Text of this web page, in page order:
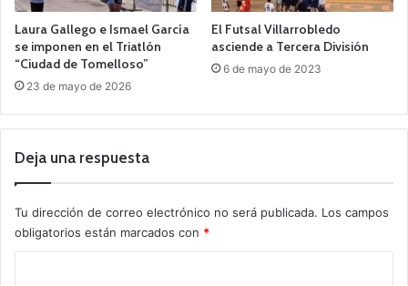
Laura Gallego e Ismael García
se imponen en el Triatlón
“Ciudad de Tomelloso”
23 de mayo de 2026
El Futsal Villarrobledo
asciende a Tercera División
6 de mayo de 2023
Deja una respuesta
Tu dirección de correo electrónico no será publicada. Los campos
obligatorios están marcados con *